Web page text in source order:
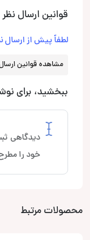
قوانین ارسال نظر
لطفاً پیش از ارسال
مشاهده قوانین
ببخشید، برای
دیدگاهی
خود را
محصولات مرتبط